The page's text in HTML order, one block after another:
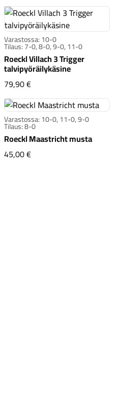
musta
Varastossa: 10-0
Tilaus: 7-0, 8-0, 9-0, 11-0
Roeckl Villach 3 Trigger
talvipyöräilykäsine
79,90 €Roeckl Villach 3
Varastossa: 10-0, 11-0, 9-0
Tilaus: 8-0
Roeckl Maastricht musta
45,00 €Roeckl Maastricht